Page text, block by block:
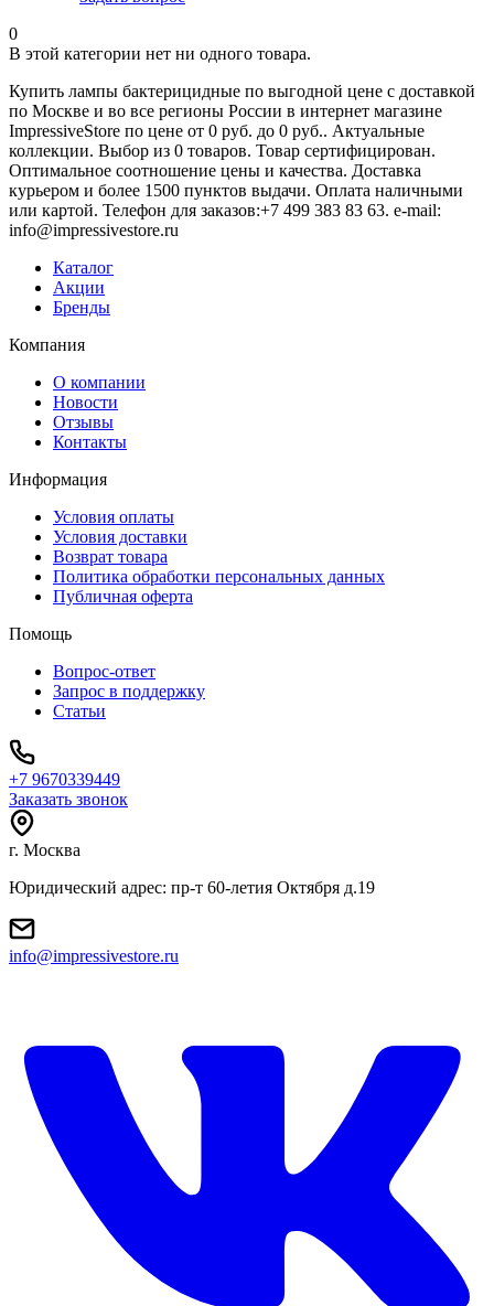
0
В этой категории нет ни одного товара.
Купить лампы бактерицидные по выгодной цене с доставкой
по Москве и во все регионы России в интернет магазине
ImpressiveStore по цене от 0 руб. до 0 руб.. Актуальные
коллекции. Выбор из 0 товаров. Товар сертифицирован.
Оптимальное соотношение цены и качества. Доставка
курьером и более 1500 пунктов выдачи. Оплата наличными
или картой. Телефон для заказов:+7 499 383 83 63. e-mail:
info@impressivestore.ru
Каталог
Акции
Бренды
Компания
О компании
Новости
Отзывы
Контакты
Информация
Условия оплаты
Условия доставки
Возврат товара
Политика обработки персональных данных
Публичная оферта
Помощь
Вопрос-ответ
Запрос в поддержку
Статьи
+7 9670339449
Заказать звонок
г. Москва
Юридический адрес: пр-т 60-летия Октября д.19
info@impressivestore.ru